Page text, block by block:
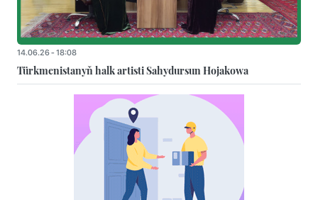
14.06.26 - 18:08
Türkmenistanyň halk artisti Sahydursun Hojakowa